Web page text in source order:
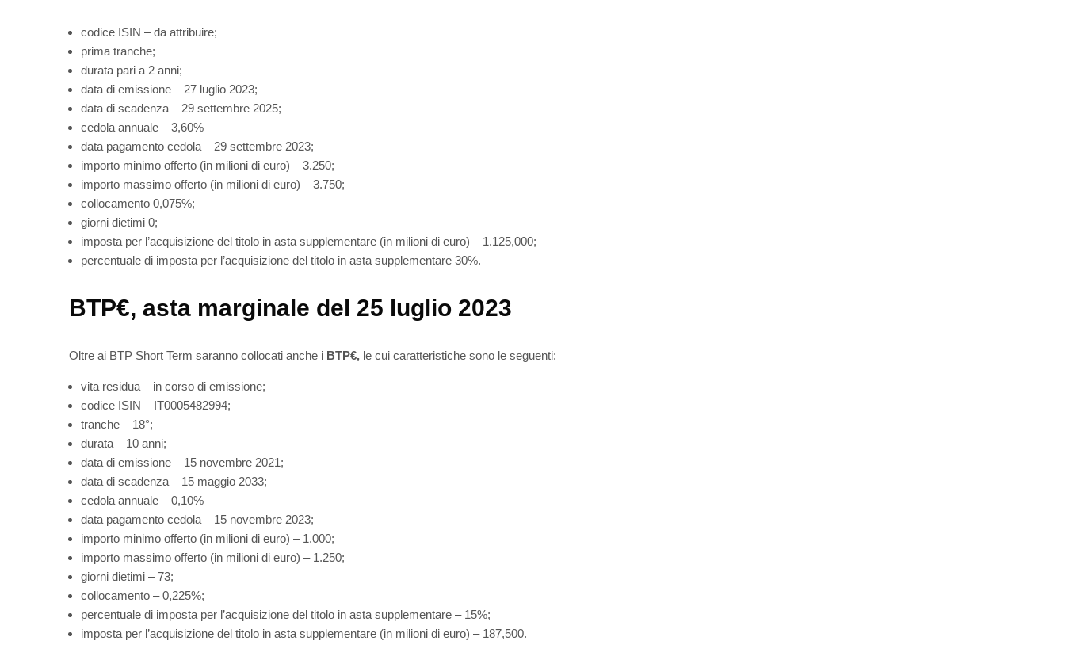
codice ISIN – da attribuire;
prima tranche;
durata pari a 2 anni;
data di emissione – 27 luglio 2023;
data di scadenza – 29 settembre 2025;
cedola annuale – 3,60%
data pagamento cedola – 29 settembre 2023;
importo minimo offerto (in milioni di euro) – 3.250;
importo massimo offerto (in milioni di euro) – 3.750;
collocamento 0,075%;
giorni dietimi 0;
imposta per l’acquisizione del titolo in asta supplementare (in milioni di euro) – 1.125,000;
percentuale di imposta per l’acquisizione del titolo in asta supplementare 30%.
BTP€, asta marginale del 25 luglio 2023
Oltre ai BTP Short Term saranno collocati anche i BTP€, le cui caratteristiche sono le seguenti:
vita residua – in corso di emissione;
codice ISIN – IT0005482994;
tranche – 18°;
durata – 10 anni;
data di emissione – 15 novembre 2021;
data di scadenza – 15 maggio 2033;
cedola annuale – 0,10%
data pagamento cedola – 15 novembre 2023;
importo minimo offerto (in milioni di euro) – 1.000;
importo massimo offerto (in milioni di euro) – 1.250;
giorni dietimi – 73;
collocamento – 0,225%;
percentuale di imposta per l’acquisizione del titolo in asta supplementare – 15%;
imposta per l’acquisizione del titolo in asta supplementare (in milioni di euro) – 187,500.